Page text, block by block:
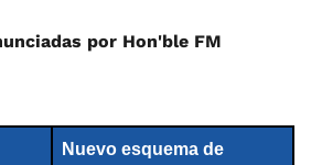
por Hon'ble FM
Nuevo esquema de